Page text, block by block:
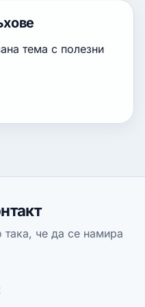
тема с полезни
че да се намира